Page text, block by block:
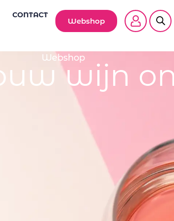
CONTACT
Webshop
Webshopwijn